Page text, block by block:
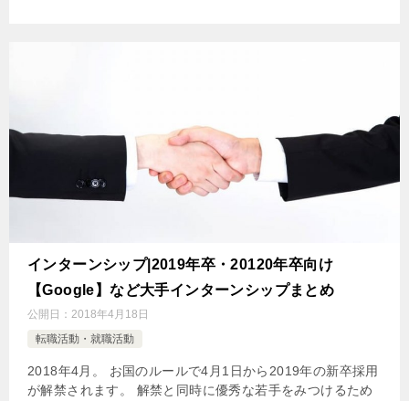
インターンシップ|2019年卒・20120年卒向け
【Google】など大手インターンシップまとめ
公開日： 2018年4月18日
転職活動・就職活動
2018年4月。 お国のルールで4月1日から2019年の新卒採用
が解禁されます。 解禁と同時に優秀な若手をみつけるため